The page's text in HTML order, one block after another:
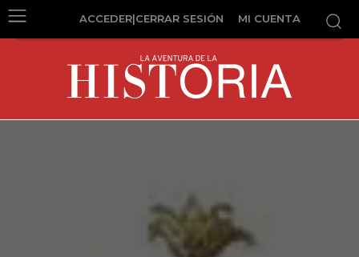
ACCEDER|CERRAR SESIÓN MI CUENTA